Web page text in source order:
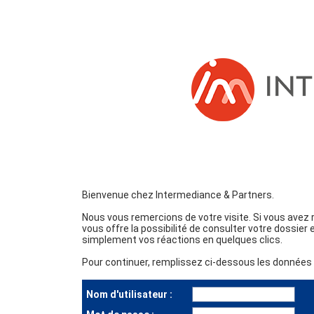
Bienvenue chez Intermediance & Partners.
Nous vous remercions de votre visite. Si vous
vous offre la possibilité de consulter votre dossier
simplement vos réactions en quelques clics.
Pour continuer, remplissez ci-dessous les
Nom d'utilisateur :